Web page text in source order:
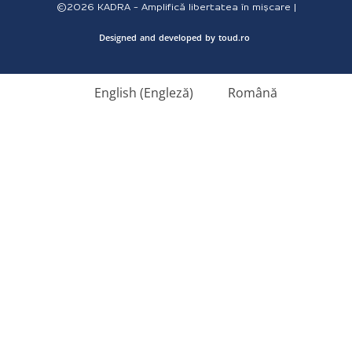
©2026 KADRA - Amplifică libertatea în mișcare |
Designed and developed by toud.ro
English (Engleză) Română